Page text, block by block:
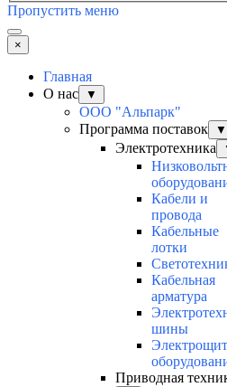
Пропустить меню
×
Главная
О нас
▼
ООО "Альпарк"
Программа поставок
▼
Электротехника
Кабели и
провода
Кабельные
лотки
Кабельная
арматура
шины
Приводная